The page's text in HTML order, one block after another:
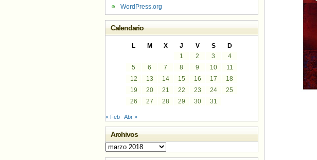
WordPress.org
Calendario
L M X J V S
D
1
2 3
4
5
6 7 8 9 10
11
12
13 14 15 16 17
18
19
20 21 22 23 24
25
26
27 28 29 30 31
« Feb Abr »
Archivos
Archivos